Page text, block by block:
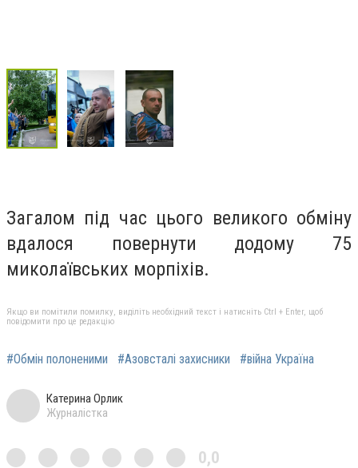
Загалом під час цього великого обміну
вдалося повернути додому 75
миколаївських морпіхів.
Якщо ви помітили помилку, виділіть необхідний текст і натисніть Ctrl + Enter, щоб
повідомити про це редакцію
#Обмін полоненими #Азовсталі захисники #війна Україна
Катерина Орлик
Журналістка
0,0